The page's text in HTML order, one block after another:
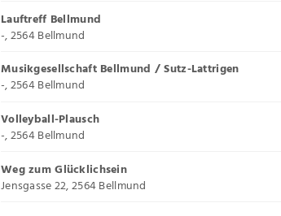
Lauftreff Bellmund
-, 2564 Bellmund
Musikgesellschaft Bellmund / Sutz-Lattrigen
-, 2564 Bellmund
Volleyball-Plausch
-, 2564 Bellmund
Weg zum Glücklichsein
Jensgasse 22, 2564 Bellmund